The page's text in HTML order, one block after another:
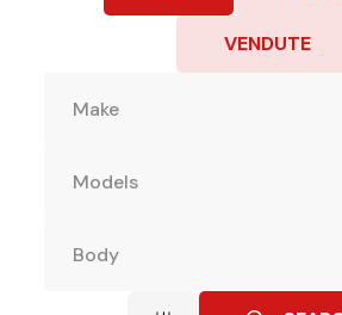
VENDUTE
Make
Models
Body